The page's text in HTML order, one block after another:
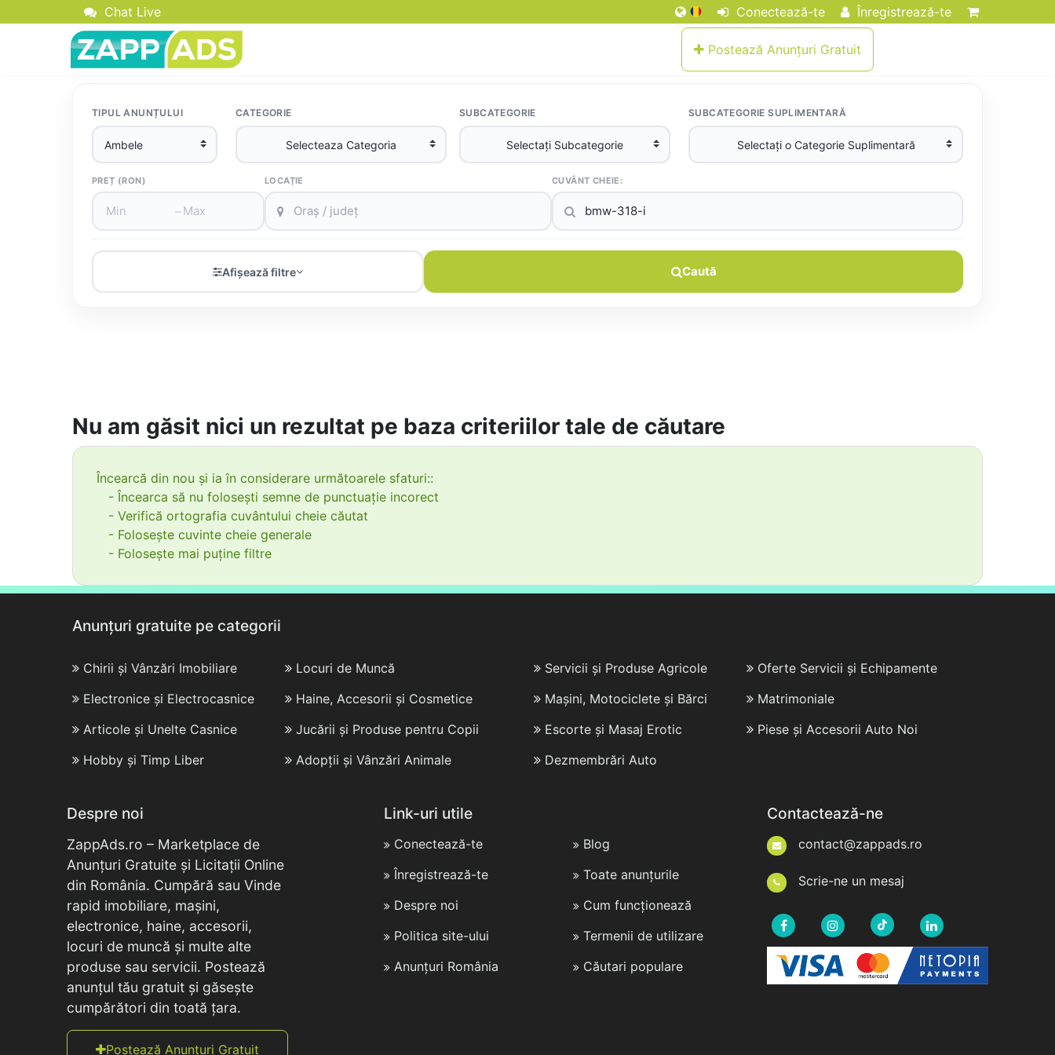
Chat Live Conectează-te Înregistrează-te
Postează Anunțuri Gratuit
TIPUL ANUNȚULUI CATEGORIE SUBCATEGORIE SUBCATEGORIE SUPLIMENTARĂ
PREȚ (RON)
–
LOCAȚIE CUVÂNT CHEIE:
Afișează filtre Caută
Nu am găsit nici un rezultat pe baza criteriilor tale de căutare
Încearcă din nou și ia în considerare următoarele sfaturi::
- Încearca să nu folosești semne de punctuație incorect
- Verifică ortografia cuvântului cheie căutat
- Folosește cuvinte cheie generale
- Folosește mai puține filtre
Anunțuri gratuite pe categorii
Chirii și Vânzări Imobiliare
Locuri de Muncă
Electronice și Electrocasnice
Haine, Accesorii și Cosmetice
Articole și Unelte Casnice
Jucării și Produse pentru Copii
Hobby și Timp Liber
Adopții și Vânzări Animale
Servicii și Produse Agricole
Oferte Servicii și Echipamente
Mașini, Motociclete și Bărci
Matrimoniale
Escorte și Masaj Erotic
Piese și Accesorii Auto Noi
Dezmembrări Auto
Despre noi
ZappAds.ro – Marketplace de
Anunțuri Gratuite și Licitații Online
din România. Cumpără sau Vinde
rapid imobiliare, mașini,
electronice, haine, accesorii,
locuri de muncă și multe alte
produse sau servicii. Postează
anunțul tău gratuit și găsește
cumpărători din toată țara.
Postează Anunțuri Gratuit
Link-uri utile
Conectează-te
Înregistrează-te
Despre noi
Politica site-ului
Anunțuri România
Blog
Toate anunțurile
Cum funcționează
Termenii de utilizare
Căutari populare
Contactează-ne
contact@zappads.ro
Scrie-ne un mesaj